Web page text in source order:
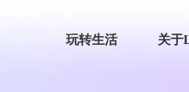
玩转生活 关于